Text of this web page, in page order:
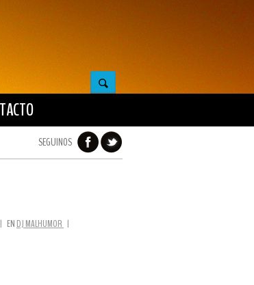
SEGUINOS
| EN DJ MALHUMOR |